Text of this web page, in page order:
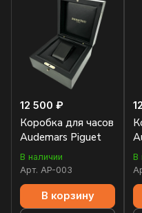
12 500 ₽
Коробка для часов
Audemars Piguet
В наличии
Арт. AP-003
В корзину
В